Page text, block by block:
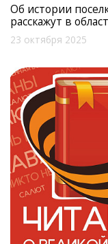
Об истории
расскажут в
23 октября 2025